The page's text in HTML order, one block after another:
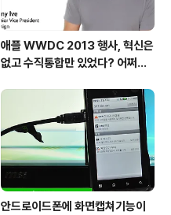
애플 WWDC 2013 행사, 혁신은
없고 수직통합만 있었다? 어쩌면
안드로이드폰에 화면캡쳐기능이